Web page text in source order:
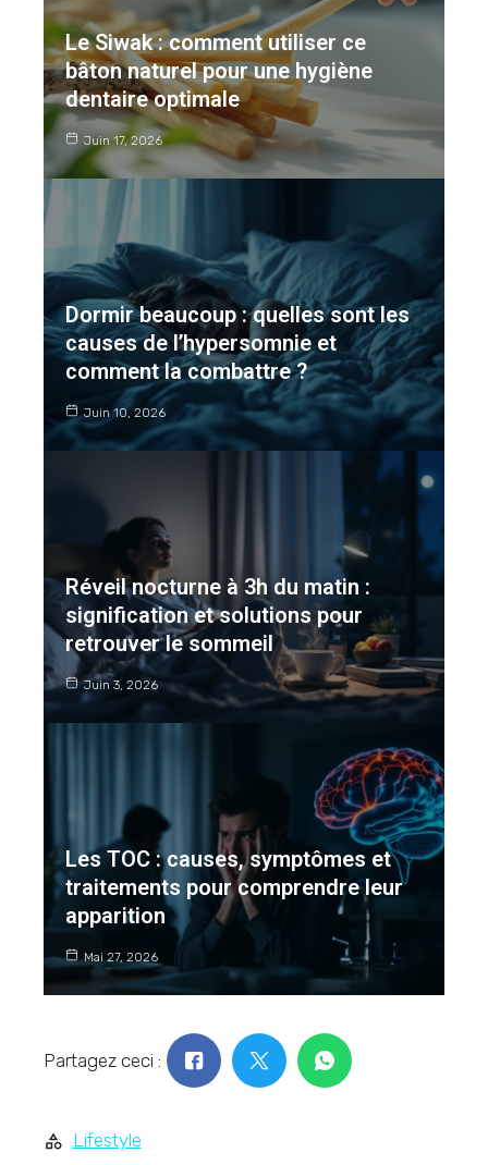
Le Siwak : comment utiliser ce
bâton naturel pour une hygiène
dentaire optimale
Juin 17, 2026
Dormir beaucoup : quelles sont les
causes de l’hypersomnie et
comment la combattre ?
Juin 10, 2026
Réveil nocturne à 3h du matin :
signification et solutions pour
retrouver le sommeil
Juin 3, 2026
Les TOC : causes, symptômes et
traitements pour comprendre leur
apparition
Mai 27, 2026
Partagez ceci :
Lifestyle